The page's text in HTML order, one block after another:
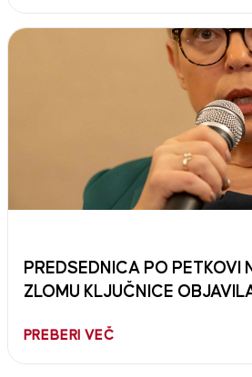
PREDSEDNICA PO PETKOVI
ZLOMU KLJUČNICE
PREBERI VEČ